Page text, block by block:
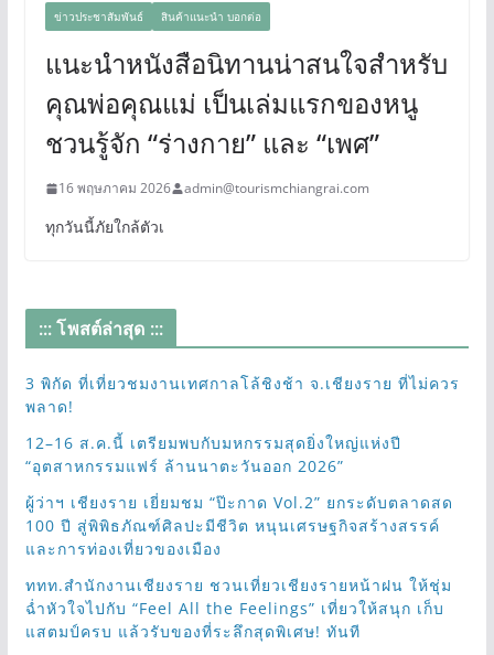
ข่าวประชาสัมพันธ์ สินค้าแนะนำ บอกต่อ
แนะนำหนังสือนิทานน่าสนใจสำหรับ
คุณพ่อคุณแม่ เป็นเล่มแรกของหนู
ชวนรู้จัก “ร่างกาย” และ “เพศ”
16 พฤษภาคม 2026 admin@tourismchiangrai.com
ทุกวันนี้ภัยใกล้ตัวเ
::: โพสต์ล่าสุด :::
3 พิกัด ที่เที่ยวชมงานเทศกาลโล้ชิงช้า จ.เชียงราย ที่ไม่ควร
พลาด!
12–16 ส.ค.นี้ เตรียมพบกับมหกรรมสุดยิ่งใหญ่แห่งปี
“อุตสาหกรรมแฟร์ ล้านนาตะวันออก 2026”
ผู้ว่าฯ เชียงราย เยี่ยมชม “ป๊ะกาด Vol.2” ยกระดับตลาดสด
100 ปี สู่พิพิธภัณฑ์ศิลปะมีชีวิต หนุนเศรษฐกิจสร้างสรรค์
และการท่องเที่ยวของเมือง
ททท.สำนักงานเชียงราย ชวนเที่ยวเชียงรายหน้าฝน ให้ชุ่ม
ฉ่ำหัวใจไปกับ “Feel All the Feelings” เที่ยวให้สนุก เก็บ
แสตมป์ครบ แล้วรับของที่ระลึกสุดพิเศษ! ทันที